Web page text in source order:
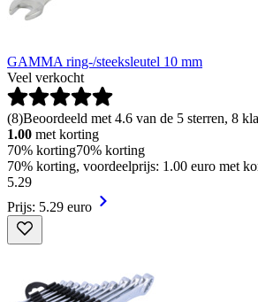
GAMMA ring-/steeksleutel 10 mm
Veel verkocht
(8)Beoordeeld met 4.6 van de 5 sterren, 8
1.00 met korting
70% korting70% korting
70% korting, voordeelprijs: 1.00 euro met
5.29
Prijs: 5.29 euro